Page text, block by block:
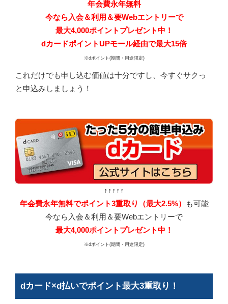
年会費永年無料
今なら入会＆利用＆要Webエントリーで
最大4,000ポイントプレゼント中！
dカードポイントUPモール経由で最大15倍
※dポイント(期間・用途限定)
これだけでも申し込む価値は十分ですし、今すぐサクっ
と申込みしましょう！
↑↑↑↑↑
年会費永年無料でポイント3重取り（最大2.5%）
も可能
今なら入会＆利用＆要Webエントリーで
最大4,000ポイントプレゼント中！
※dポイント(期間・用途限定)
dカード×d払いでポイント最大3重取り！